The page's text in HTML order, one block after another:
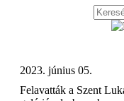
2023. június 05.
Felavatták a Szent